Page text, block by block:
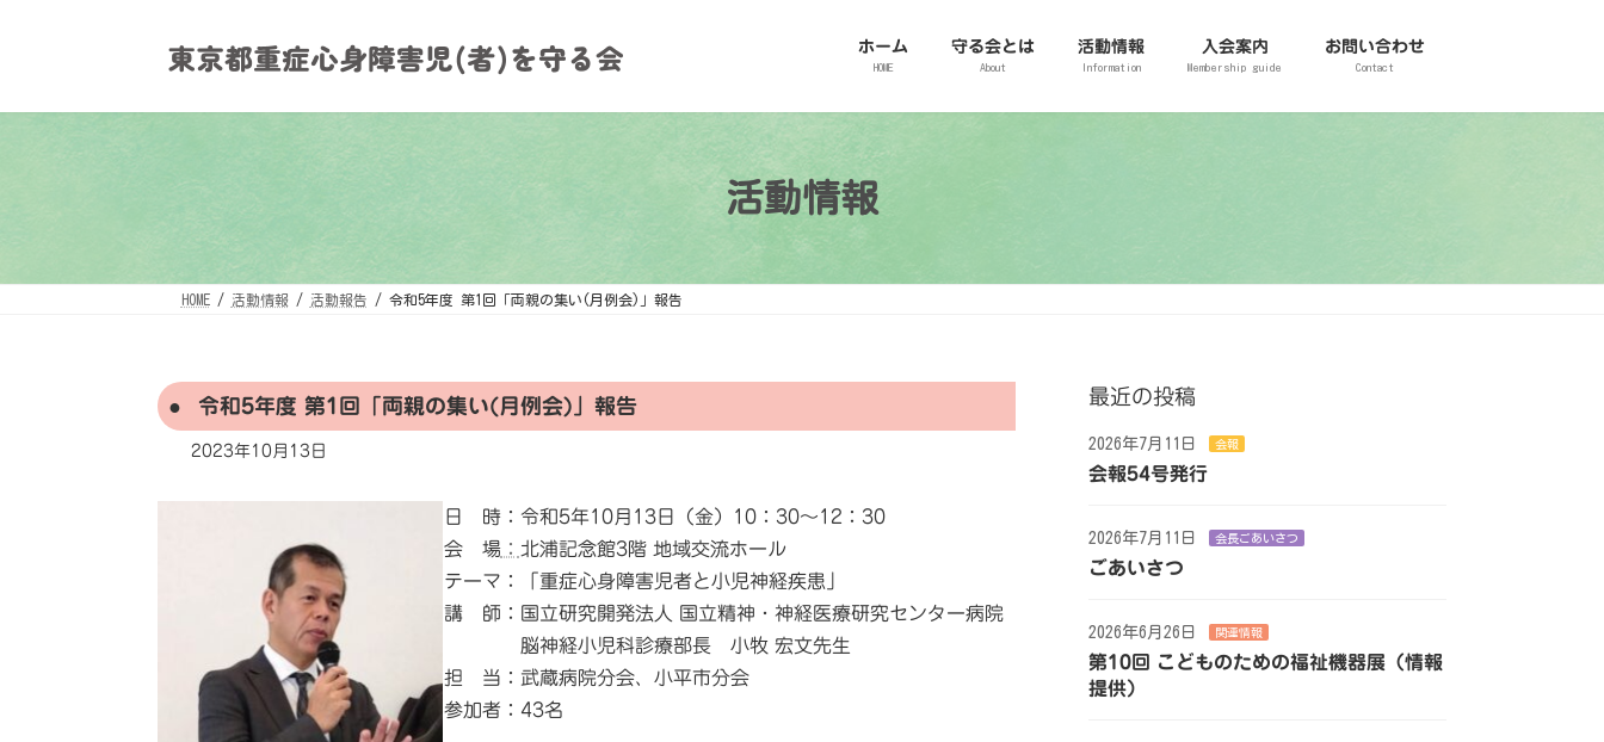
ホーム
HOME
守る会とは
About
活動情報
Information
入会案内
Membership guide
お問い合わせ
Contact
活動情報
HOME 活動情報 活動報告 令和5年度 第1回「両親の集い(月例会)」報告
令和5年度 第1回「両親の集い(月例会)」報告
2023年10月13日
日 時：令和5年10月13日（金）10：30～12：30
会 場： 北浦記念館3階 地域交流ホール
テーマ：「重症心身障害児者と小児神経疾患」
講 師：国立研究開発法人 国立精神・神経医療研究センター病院
脳神経小児科診療部長 小牧 宏文先生
担 当：武蔵病院分会、小平市分会
参加者：43名
最近の投稿
2026年7月11日 会報
会報54号発行
2026年7月11日 会長ごあいさつ
ごあいさつ
2026年6月26日 関連情報
第10回 こどものための福祉機器展（情報
提供）